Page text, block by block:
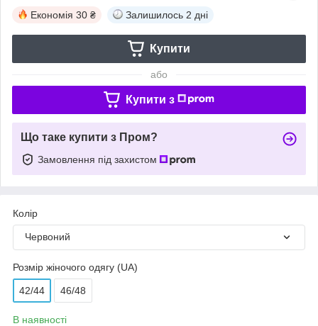
Економія 30 ₴ Залишилось 2 дні
Купити
або
Купити з
Що таке купити з Пром?
Замовлення під захистом
Колір
Червоний
Розмір жіночого одягу (UA)
42/44 46/48
В наявності